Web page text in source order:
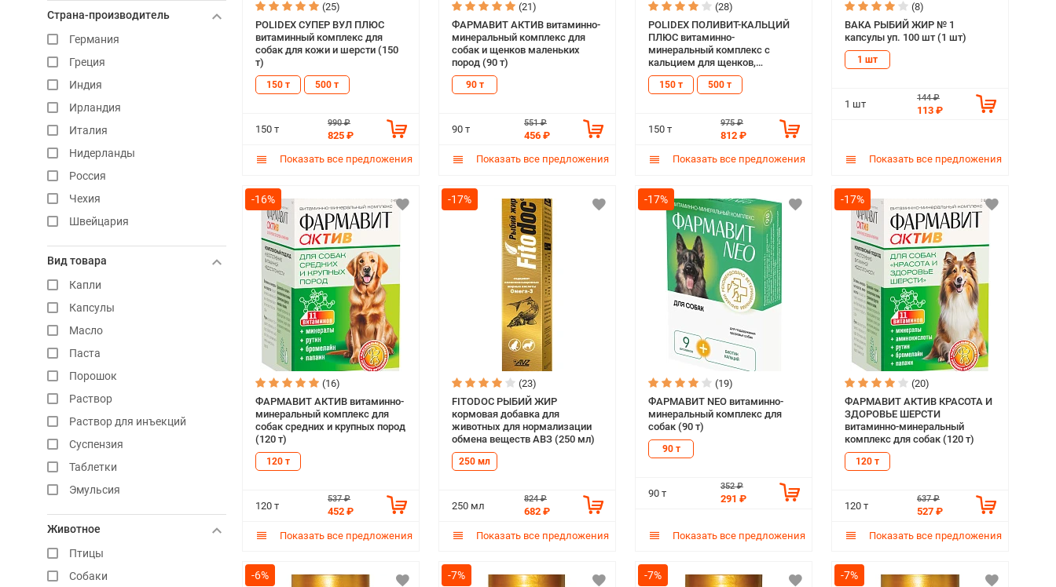
Фармакс
Ферран
Фитокальцевит
Фитомины
ХондроНео
Цамакс
Цеоколин
Цистокур
Эвиталия-Вет
Страна-производитель
Германия
Греция
Индия
Ирландия
Италия
Нидерланды
Россия
Чехия
Швейцария
Вид товара
Капли
Капсулы
Масло
Паста
Порошок
Раствор
Раствор для инъекций
Суспензия
Таблетки
Эмульсия
Животное
Птицы
Собаки
(25)
POLIDEX СУПЕР ВУЛ ПЛЮС
витаминный комплекс для
собак для кожи и шерсти (150
т)
150 т 500 т
150 т
990 ₽
825 ₽
Показать все предложения
(21)
ФАРМАВИТ АКТИВ витаминно-
минеральный комплекс для
собак и щенков маленьких
пород (90 т)
90 т
90 т
551 ₽
456 ₽
Показать все предложения
(28)
POLIDEX ПОЛИВИТ-КАЛЬЦИЙ
ПЛЮС витаминно-
минеральный комплекс с
кальцием для щенков,
беременных и лактирующих
сук (150 т)
150 т 500 т
150 т
975 ₽
812 ₽
Показать все предложения
(8)
ВАКА РЫБИЙ ЖИР № 1
капсулы уп. 100 шт (1 шт)
1 шт
1 шт
144 ₽
113 ₽
Показать все предложения
-16%
(16)
ФАРМАВИТ АКТИВ витаминно-
минеральный комплекс для
собак средних и крупных пород
(120 т)
120 т
120 т
537 ₽
452 ₽
Показать все предложения
-17%
(23)
FITODOC РЫБИЙ ЖИР
кормовая добавка для
животных для нормализации
обмена веществ АВЗ (250 мл)
250 мл
250 мл
824 ₽
682 ₽
Показать все предложения
-17%
(19)
ФАРМАВИТ NEO витаминно-
минеральный комплекс для
собак (90 т)
90 т
90 т
352 ₽
291 ₽
Показать все предложения
-17%
(20)
ФАРМАВИТ АКТИВ КРАСОТА И
ЗДОРОВЬЕ ШЕРСТИ
витаминно-минеральный
комплекс для собак (120 т)
120 т
120 т
637 ₽
527 ₽
Показать все предложения
-6% -7% -7% -7%